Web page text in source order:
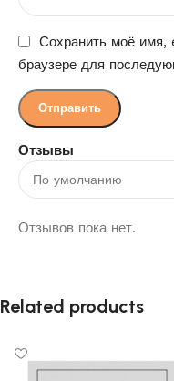
Отзывы
Отзывов пока нет.
Сохранить моё имя,
браузере для
Related products